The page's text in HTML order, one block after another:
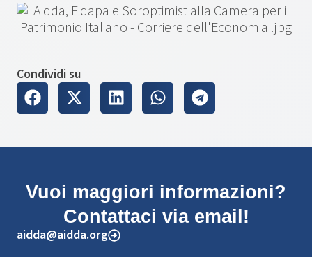
Condividi su
Vuoi maggiori informazioni?
Contattaci via email!
aidda@aidda.org